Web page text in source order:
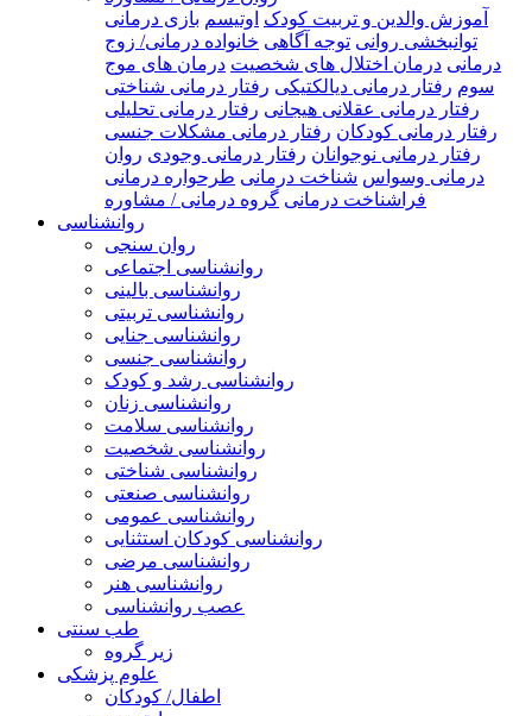
آموزش والدین و تربیت کودک اوتیسم بازی درمانی
توانبخشی روانی توجه آگاهی خانواده درمانی/ زوج
درمانی درمان اختلال های شخصیت درمان های موج
سوم رفتار درمانی دیالکتیکی رفتار درمانی شناختی
رفتار درمانی عقلانی هیجانی رفتار درمانی تحلیلی
رفتار درمانی کودکان رفتار درمانی مشکلات جنسی
رفتار درمانی نوجوانان رفتار درمانی وجودی روان
درمانی وسواس شناخت درمانی طرحواره درمانی
فراشناخت درمانی گروه درمانی / مشاوره
روانشناسی
روان سنجی
روانشناسی اجتماعی
روانشناسی بالینی
روانشناسی تربیتی
روانشناسی جنایی
روانشناسی جنسی
روانشناسی رشد و کودک
روانشناسی زنان
روانشناسی سلامت
روانشناسی شخصیت
روانشناسی شناختی
روانشناسی صنعتی
روانشناسی عمومی
روانشناسی کودکان استثنایی
روانشناسی مرضی
روانشناسی هنر
عصب روانشناسی
طب سنتی
زیر گروه
علوم پزشکی
اطفال/ کودکان